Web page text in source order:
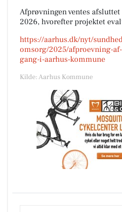
Afprøvningen ventes
2026, hvorefter projektet
https://aarhus.dk/nyt/
omsorg/2025/afproevning-
gang-i-aarhus-kommune
Kilde: Aarhus Kommune